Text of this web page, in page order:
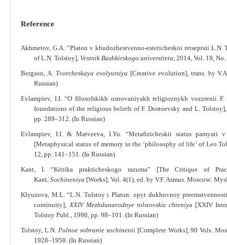
Reference
Akhmetov, G.A. “Platon v khudozhestvenno-esteticheskoi retseptsii
of L.N. Tolstoy], Vestnik Bashkirskogo universiteta, 2014, Vol. 19,
Bergson, A. Tvorcheskaya evolyutsiya [Creative evolution], trans. by
Russian)
Evlampiev, I.I. “O filosofskikh osnovaniyakh religioznykh vozzrenii
foundations of the religious beliefs of F. Dostoevsky and L.
pp. 289‒312. (In Russian)
Evlampiev, I.I. & Matveeva, I.Yu. “Metafizicheskii status pamyati
[Metaphysical status of memory in the ‘philosophy of life’ of Leo
12, pp. 141‒151. (In Russian)
Kant, I. “Kritika prakticheskogo razuma” [The Critique of
Kant,Sochineniya [Works], Vol. 4(1), ed. by V.F. Asmus. Moscow:
Klyuzova, M.L. “L.N. Tolstoy i Platon: opyt dukhovnoy
continuity],XXIV Mezhdunarodnye tolstovskie chteniya [XXIV
Tolstoy Publ., 1998, pp. 98‒101. (In Russian)
Tolstoy, L.N. Polnoe sobranie sochinenii [Complete Works], 90 Vols.
1928‒1958. (In Russian)